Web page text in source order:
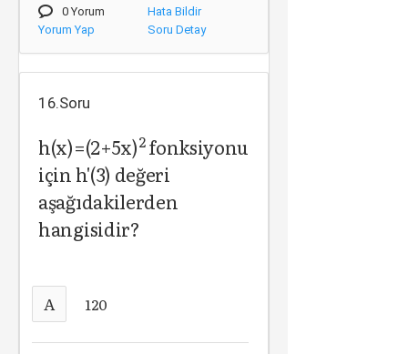
0 Yorum
Yorum Yap
Hata Bildir
Soru Detay
16.Soru
h(x)=(2+5x)2fonksiyonu
için h'(3) değeri
aşağıdakilerden
hangisidir?
A 120